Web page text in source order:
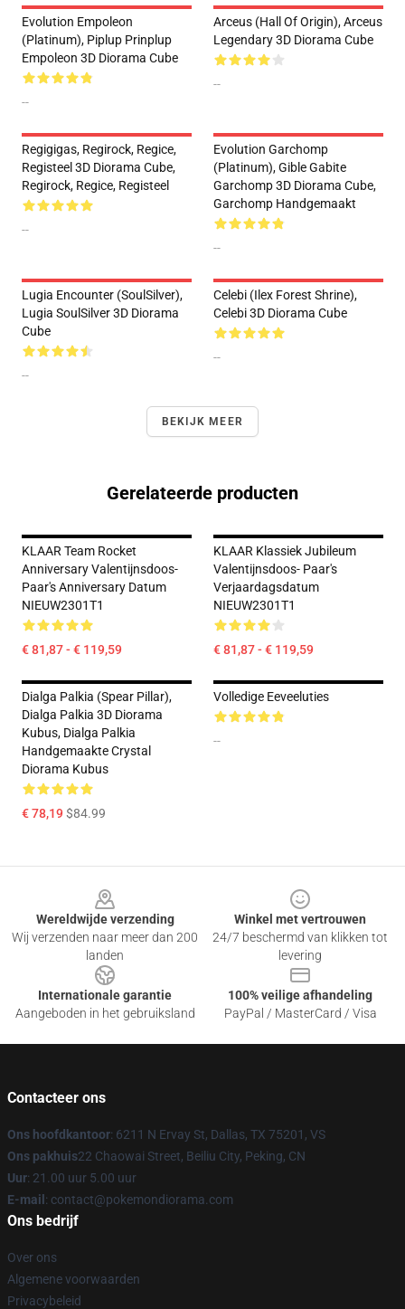
Evolution Empoleon
(Platinum), Piplup Prinplup
Empoleon 3D Diorama Cube
--
Arceus (Hall Of Origin), Arceus
Legendary 3D Diorama Cube
--
Regigigas, Regirock, Regice,
Registeel 3D Diorama Cube,
Regirock, Regice, Registeel
--
Evolution Garchomp
(Platinum), Gible Gabite
Garchomp 3D Diorama Cube,
Garchomp Handgemaakt
--
Lugia Encounter (SoulSilver),
Lugia SoulSilver 3D Diorama
Cube
--
Celebi (Ilex Forest Shrine),
Celebi 3D Diorama Cube
--
BEKIJK MEER
Gerelateerde producten
KLAAR Team Rocket
Anniversary Valentijnsdoos-
Paar's Anniversary Datum
NIEUW2301T1
€ 81,87 - € 119,59
KLAAR Klassiek Jubileum
Valentijnsdoos- Paar's
Verjaardagsdatum
NIEUW2301T1
€ 81,87 - € 119,59
Dialga Palkia (Spear Pillar),
Dialga Palkia 3D Diorama
Kubus, Dialga Palkia
Handgemaakte Crystal
Diorama Kubus
€ 78,19$84.99
Volledige Eeveeluties
--
Wereldwijde verzending
Wij verzenden naar meer dan 200
landen
Winkel met vertrouwen
24/7 beschermd van klikken tot
levering
Internationale garantie
Aangeboden in het gebruiksland
100% veilige afhandeling
PayPal / MasterCard / Visa
Contacteer ons
Ons hoofdkantoor: 6211 N Ervay St, Dallas, TX 75201, VS
Ons pakhuis22 Chaowai Street, Beiliu City, Peking, CN
Uur: 21.00 uur 5.00 uur
E-mail : contact@pokemondiorama.com
Ons bedrijf
Over ons
Algemene voorwaarden
Privacybeleid